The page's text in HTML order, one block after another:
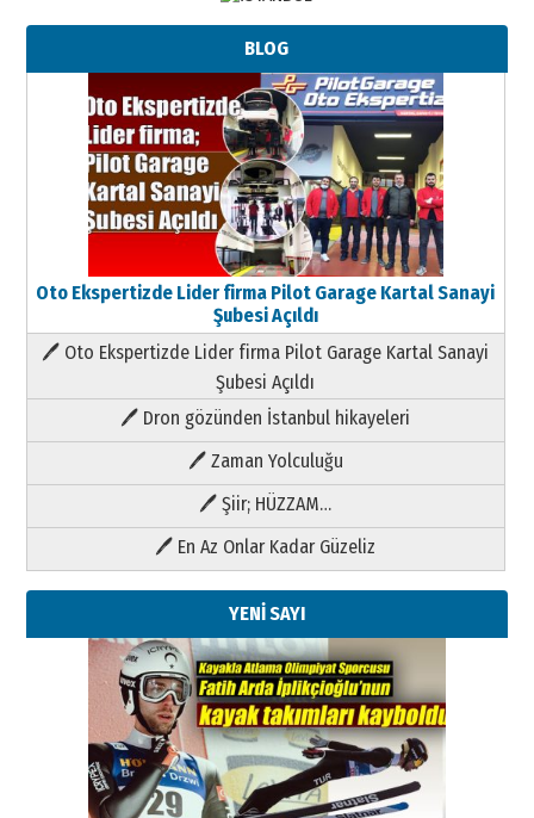
BLOG
Oto Ekspertizde Lider firma Pilot Garage Kartal Sanayi
Şubesi Açıldı
🖊 Oto Ekspertizde Lider firma Pilot Garage Kartal Sanayi
Şubesi Açıldı
🖊 Dron gözünden İstanbul hikayeleri
🖊 Zaman Yolculuğu
🖊 Şiir; HÜZZAM…
🖊 En Az Onlar Kadar Güzeliz
YENİ SAYI
Kenan GÜLERCİ
Metin Külünk: Aileyi Korumak
Geleceği Korumaktır
11 Mayıs 2026 Pazartesi